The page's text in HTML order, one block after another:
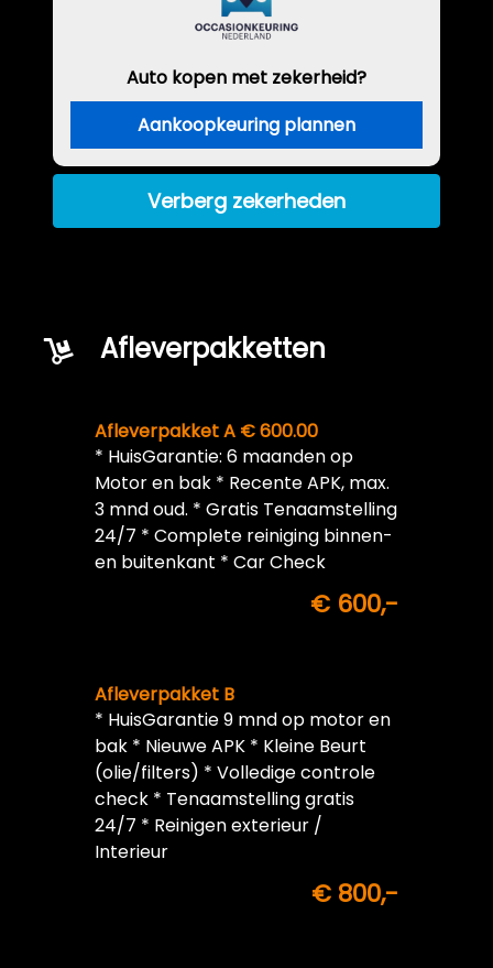
Auto kopen met zekerheid?
Aankoopkeuring plannen
Verberg zekerheden
Afleverpakketten
Afleverpakket A € 600.00
* HuisGarantie: 6 maanden op
Motor en bak * Recente APK, max.
3 mnd oud. * Gratis Tenaamstelling
24/7 * Complete reiniging binnen-
en buitenkant * Car Check
€ 600,-
Afleverpakket B
* HuisGarantie 9 mnd op motor en
bak * Nieuwe APK * Kleine Beurt
(olie/filters) * Volledige controle
check * Tenaamstelling gratis
24/7 * Reinigen exterieur /
Interieur
€ 800,-